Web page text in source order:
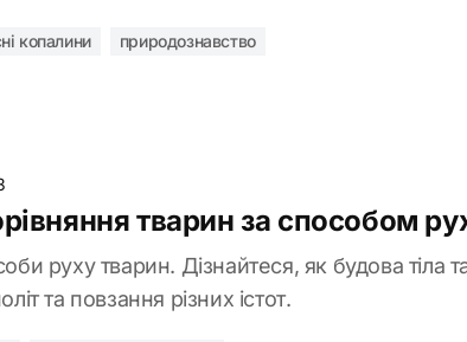
копалини природознавство
тварин за способом
руху тварин. Дізнайтеся, як будова тіла
та повзання різних істот.